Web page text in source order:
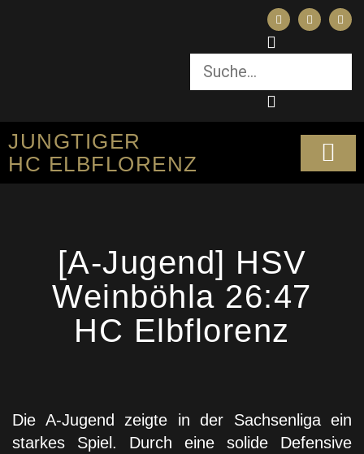
JUNGTIGER
HC ELBFLORENZ
[A-Jugend] HSV
Weinböhla 26:47
HC Elbflorenz
Die A-Jugend zeigte in der Sachsenliga ein
starkes Spiel. Durch eine solide Defensive